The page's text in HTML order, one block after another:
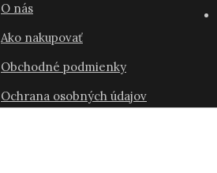
O nás
Ako nakupovať
Obchodné podmienky
Ochrana osobných údajov